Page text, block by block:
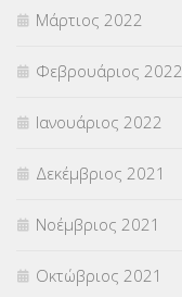
Μάρτιος 2022
Φεβρουάριος 2022
Ιανουάριος 2022
Δεκέμβριος 2021
Νοέμβριος 2021
Οκτώβριος 2021